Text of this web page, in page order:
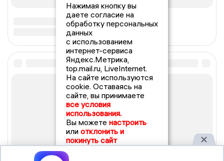
Нажимая кнопку вы
даете согласие на
обработку персональных
данных
с использованием
интернет-сервиса
Яндекс.Метрика,
top.mail.ru, LiveInternet.
На сайте используются
cookie. Оставаясь на
сайте, вы принимаете
все условия
использования.
Вы можете настроить
или отклонить и
покинуть сайт